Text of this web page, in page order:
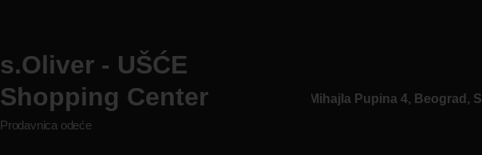
s.Oliver - UŠĆE
Shopping Center
Prodavnica odeće
Bulevar Mihajla Pupina 4, Beograd,